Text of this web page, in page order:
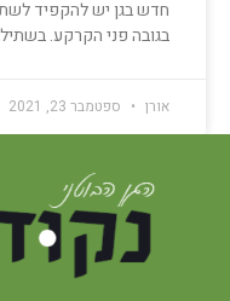
חדש בגן יש להקפיד
בגובה פני הקרקע.
אורן ספטמבר 23, 2021